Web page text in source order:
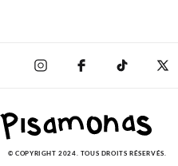
© COPYRIGHT 2024. TOUS DROITS RÉSERVÉS.